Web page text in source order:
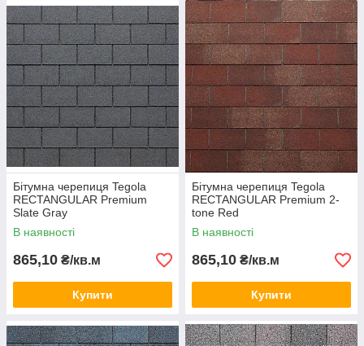
Premium Rectangular Coppery Red
Premium Rectangular 2-Tone Red
Бітумна черепиця Tegola
RECTANGULAR Premium
Slate Gray
В наявності
865,10 ₴/кв.м
Купити
Бітумна черепиця Tegola
RECTANGULAR Premium 2-
tone Red
В наявності
865,10 ₴/кв.м
Купити